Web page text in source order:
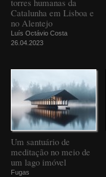
Catalunha em Lisboa e
no Alentejo
Luís Octávio Costa
26.04.2023
Um santuário de
meditação no meio de
um lago imóvel
Fugas